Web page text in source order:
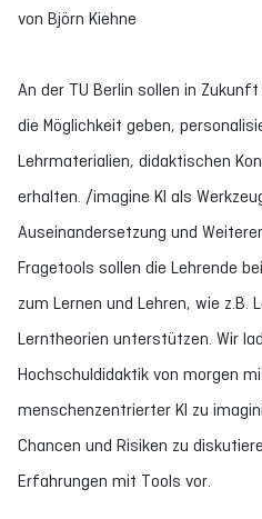
von Björn Kiehne
An der TU Berlin sollen in
die Möglichkeit geben,
Lehrmaterialien, didaktischen
erhalten. /imagine KI als
Auseinandersetzung und
Fragetools sollen die Lehrende
zum Lernen und Lehren, wie z.B.
Lerntheorien unterstützen. Wir
Hochschuldidaktik von morgen
menschenzentrierter KI zu
Chancen und Risiken zu
Erfahrungen mit Tools vor.